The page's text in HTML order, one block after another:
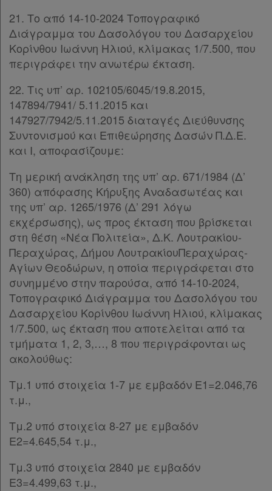
21. Το από 14-10-2024 Τοπογραφικό
Διάγραμμα του Δασολόγου του Δασαρχείου
Κορίνθου Ιωάννη Ηλιού, κλίμακας 1/7.500, που
περιγράφει την ανωτέρω έκταση.
22. Τις υπ’ αρ. 102105/6045/19.8.2015,
147894/7941/ 5.11.2015 και
147927/7942/5.11.2015 διαταγές Διεύθυνσης
Συντονισμού και Επιθεώρησης Δασών Π.Δ.Ε.
και Ι, αποφασίζουμε:
Τη μερική ανάκληση της υπ’ αρ. 671/1984 (Δ’
360) απόφασης Κήρυξης Αναδασωτέας και
της υπ’ αρ. 1265/1976 (Δ’ 291 λόγω
εκχέρσωσης), ως προς έκταση που βρίσκεται
στη θέση «Νέα Πολιτεία», Δ.Κ. Λουτρακίου-
Περαχώρας, Δήμου ΛουτρακίουΠεραχώρας-
Αγίων Θεοδώρων, η οποία περιγράφεται στο
συνημμένο στην παρούσα, από 14-10-2024,
Τοπογραφικό Διάγραμμα του Δασολόγου του
Δασαρχείου Κορίνθου Ιωάννη Ηλιού, κλίμακας
1/7.500, ως έκταση που αποτελείται από τα
τμήματα 1, 2, 3,…, 8 που περιγράφονται ως
ακολούθως:
Τμ.1 υπό στοιχεία 1-7 με εμβαδόν Ε1=2.046,76
τ.μ.,
Τμ.2 υπό στοιχεία 8-27 με εμβαδόν
Ε2=4.645,54 τ.μ.,
Τμ.3 υπό στοιχεία 2840 με εμβαδόν
Ε3=4.499,63 τ.μ.,